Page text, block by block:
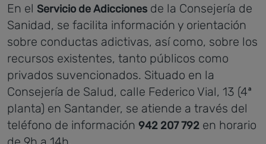
En el Servicio de Adicciones de la Consejería de
Sanidad, se facilita información y orientación
sobre conductas adictivas, así como, sobre los
recursos existentes, tanto públicos como
privados suvencionados. Situado en la
Consejería de Salud, calle Federico Vial, 13 (4ª
planta) en Santander, se atiende a través del
teléfono de información 942 207 792 en horario